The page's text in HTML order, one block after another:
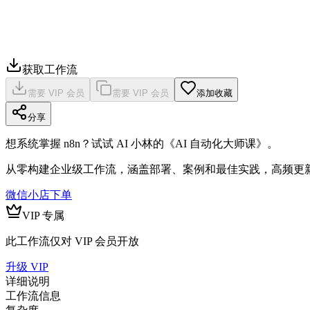
获取工作流
需要 VIP 会员 需要 VIP 会员 添加收藏
分享
想系统掌握 n8n？试试 AI 小林的《AI 自动化大师课》。
从零构建企业级工作流，涵盖部署、案例和最佳实践，高频更
微信小店下单
VIP 专属
此工作流仅对 VIP 会员开放
升级 VIP
详细说明
工作流信息